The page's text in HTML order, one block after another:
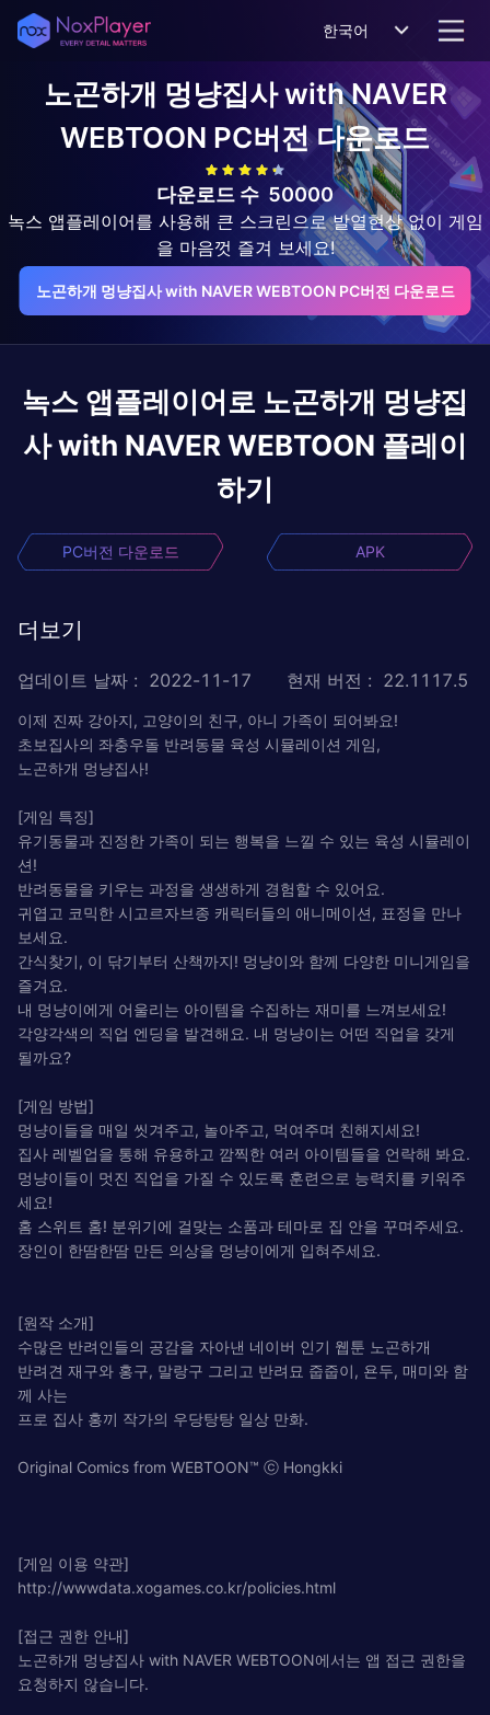
한국어
노곤하개 멍냥집사 with NAVER
WEBTOON PC버전 다운로드
다운로드 수 50000
녹스 앱플레이어를 사용해 큰 스크린으로 발열현상 없이 게임
을 마음껏 즐겨 보세요!
노곤하개 멍냥집사 with NAVER WEBTOON PC버전 다운로드
녹스 앱플레이어로 노곤하개 멍냥집
사 with NAVER WEBTOON 플레이
하기
PC버전 다운로드 APK
더보기
업데이트 날짜 : 2022-11-17 현재 버전 : 22.1117.5
이제 진짜 강아지, 고양이의 친구, 아니 가족이 되어봐요!
초보집사의 좌충우돌 반려동물 육성 시뮬레이션 게임,
노곤하개 멍냥집사!
[게임 특징]
유기동물과 진정한 가족이 되는 행복을 느낄 수 있는 육성 시뮬레이
션!
반려동물을 키우는 과정을 생생하게 경험할 수 있어요.
귀엽고 코믹한 시고르자브종 캐릭터들의 애니메이션, 표정을 만나
보세요.
간식찾기, 이 닦기부터 산책까지! 멍냥이와 함께 다양한 미니게임을
즐겨요.
내 멍냥이에게 어울리는 아이템을 수집하는 재미를 느껴보세요!
각양각색의 직업 엔딩을 발견해요. 내 멍냥이는 어떤 직업을 갖게
될까요?
[게임 방법]
멍냥이들을 매일 씻겨주고, 놀아주고, 먹여주며 친해지세요!
집사 레벨업을 통해 유용하고 깜찍한 여러 아이템들을 언락해 봐요.
멍냥이들이 멋진 직업을 가질 수 있도록 훈련으로 능력치를 키워주
세요!
홈 스위트 홈! 분위기에 걸맞는 소품과 테마로 집 안을 꾸며주세요.
장인이 한땀한땀 만든 의상을 멍냥이에게 입혀주세요.
[원작 소개]
수많은 반려인들의 공감을 자아낸 네이버 인기 웹툰 노곤하개
반려견 재구와 홍구, 말랑구 그리고 반려묘 줍줍이, 욘두, 매미와 함
께 사는
프로 집사 홍끼 작가의 우당탕탕 일상 만화.
Original Comics from WEBTOON™ ⓒ Hongkki
[게임 이용 약관]
http://wwwdata.xogames.co.kr/policies.html
[접근 권한 안내]
노곤하개 멍냥집사 with NAVER WEBTOON에서는 앱 접근 권한을
요청하지 않습니다.